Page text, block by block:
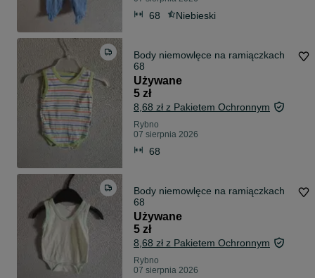
68 Niebieski
Body niemowlęce na ramiączkach
68
Używane
5 zł
8,68 zł z Pakietem Ochronnym
Rybno
07 sierpnia 2026
68
Body niemowlęce na ramiączkach
68
Używane
5 zł
8,68 zł z Pakietem Ochronnym
Rybno
07 sierpnia 2026